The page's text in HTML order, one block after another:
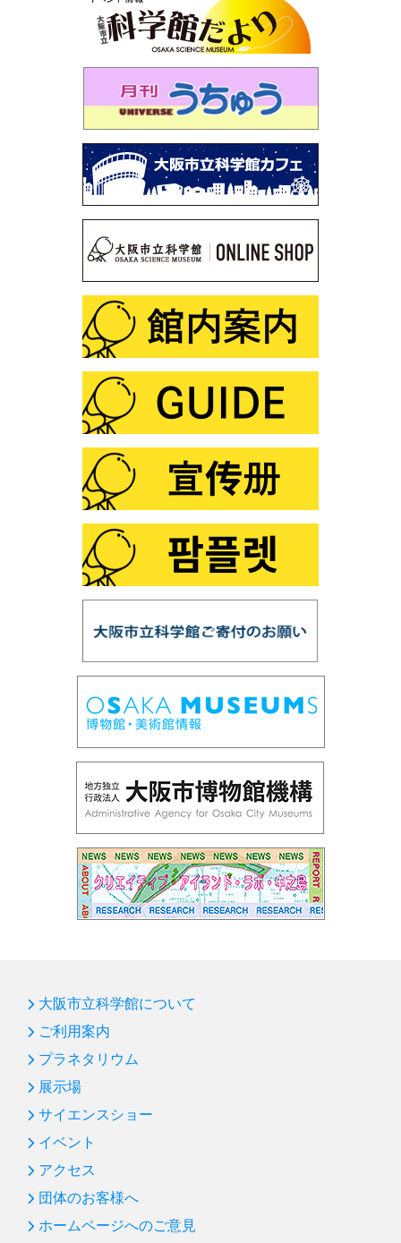
大阪市立科学館について
ご利用案内
プラネタリウム
展示場
サイエンスショー
イベント
アクセス
団体のお客様へ
ホームページへのご意見